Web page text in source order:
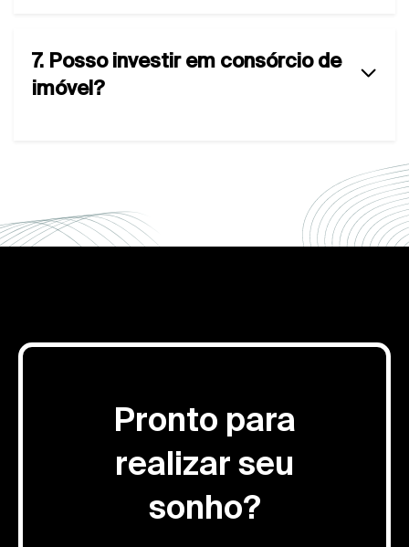
7. Posso investir em consórcio de
imóvel?
Pronto para
realizar seu
sonho?